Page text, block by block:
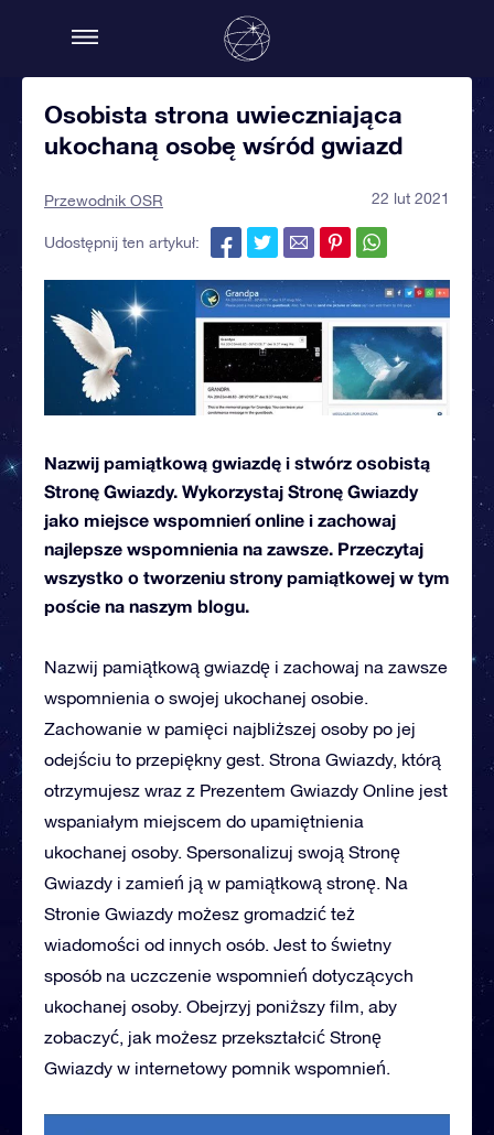
Osobista strona uwieczniająca
ukochaną osobę wśród gwiazd
Przewodnik OSR 22 lut 2021
Udostępnij ten artykuł:
Nazwij pamiątkową gwiazdę i stwórz osobistą
Stronę Gwiazdy. Wykorzystaj Stronę Gwiazdy
jako miejsce wspomnień online i zachowaj
najlepsze wspomnienia na zawsze. Przeczytaj
wszystko o tworzeniu strony pamiątkowej w tym
poście na naszym blogu.
Nazwij pamiątkową gwiazdę i zachowaj na zawsze
wspomnienia o swojej ukochanej osobie.
Zachowanie w pamięci najbliższej osoby po jej
odejściu to przepiękny gest. Strona Gwiazdy, którą
otrzymujesz wraz z Prezentem Gwiazdy Online jest
wspaniałym miejscem do upamiętnienia
ukochanej osoby. Spersonalizuj swoją Stronę
Gwiazdy i zamień ją w pamiątkową stronę. Na
Stronie Gwiazdy możesz gromadzić też
wiadomości od innych osób. Jest to świetny
sposób na uczczenie wspomnień dotyczących
ukochanej osoby. Obejrzyj poniższy film, aby
zobaczyć, jak możesz przekształcić Stronę
Gwiazdy w internetowy pomnik wspomnień.